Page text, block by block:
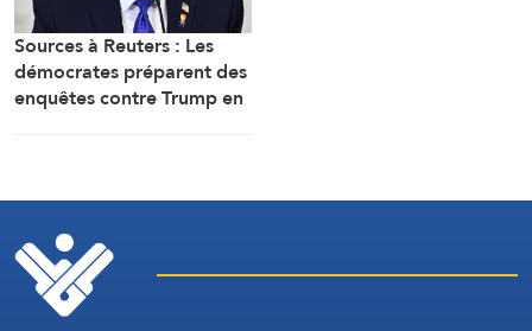
Sources à Reuters : Les
démocrates préparent des
enquêtes contre Trump en